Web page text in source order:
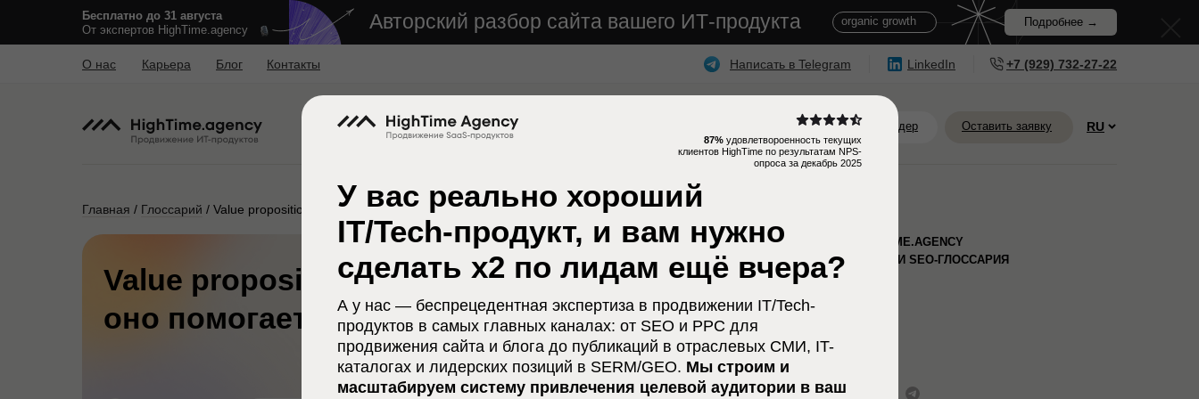
Бесплатно до 31 августа
От экспертов HighTime.agency
organic growth Подробнее →
Авторский разбор сайта вашего ИТ-продукта
О нас Карьера Блог +7 (929) 732-27-22
LinkedIn
Контакты Написать в Telegram
Telegram
Услуги RU
Оставить заявку
Пригласить в тендер
ЭКСПЕРТ HIGHTIME.AGENCY
И АВТОР РУБРИКИ SEO-ГЛОССАРИЯ
Ольга Горская
Главная / Глоссарий / Value proposition
Value proposition – что это и как
оно помогает вашему бизнесу
87% удовлетвороенность текущих
клиентов HighTime по результатам NPS-
опроса за декабрь 2025
У вас реально хороший
IT/Tech-продукт, и вам нужно
сделать х2 по лидам ещё вчера?
А у нас — беспрецедентная экспертиза в продвижении IT/Tech-
продуктов в самых главных каналах: от SEO и PPC для
продвижения сайта и блога до публикаций в отраслевых СМИ, IT-
каталогах и лидерских позиций в SERM/GEO. Мы строим и
масштабируем систему привлечения целевой аудитории в ваш